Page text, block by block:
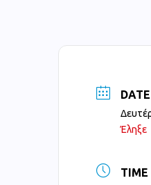
DATE
Έληξε
TIME